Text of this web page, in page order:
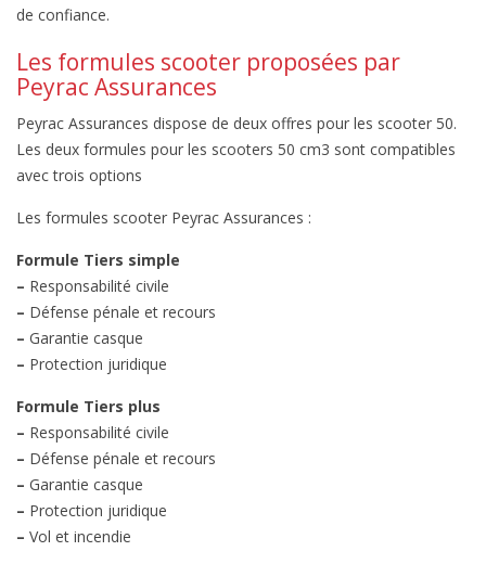
de confiance.
Les formules scooter proposées par
Peyrac Assurances
Peyrac Assurances dispose de deux offres pour les scooter 50.
Les deux formules pour les scooters 50 cm3 sont compatibles
avec trois options
Les formules scooter Peyrac Assurances :
Formule Tiers simple
– Responsabilité civile
– Défense pénale et recours
– Garantie casque
– Protection juridique
Formule Tiers plus
– Responsabilité civile
– Défense pénale et recours
– Garantie casque
– Protection juridique
– Vol et incendie